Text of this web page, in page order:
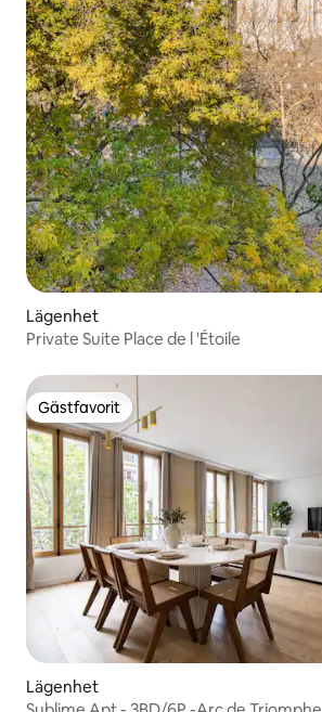
Lägenhet
Private Suite Place de l 'Étoile
Gästfavorit
Gästfavorit
Lägenhet